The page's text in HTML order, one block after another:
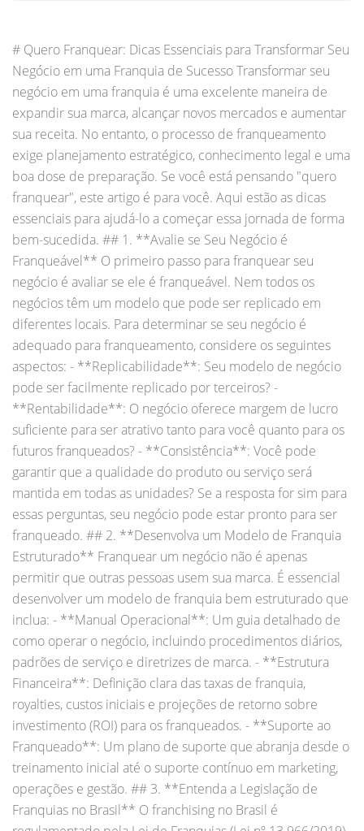
# Quero Franquear: Dicas Essenciais para Transformar Seu
Negócio em uma Franquia de Sucesso Transformar seu
negócio em uma franquia é uma excelente maneira de
expandir sua marca, alcançar novos mercados e aumentar
sua receita. No entanto, o processo de franqueamento
exige planejamento estratégico, conhecimento legal e uma
boa dose de preparação. Se você está pensando "quero
franquear", este artigo é para você. Aqui estão as dicas
essenciais para ajudá-lo a começar essa jornada de forma
bem-sucedida. ## 1. **Avalie se Seu Negócio é
Franqueável** O primeiro passo para franquear seu
negócio é avaliar se ele é franqueável. Nem todos os
negócios têm um modelo que pode ser replicado em
diferentes locais. Para determinar se seu negócio é
adequado para franqueamento, considere os seguintes
aspectos: - **Replicabilidade**: Seu modelo de negócio
pode ser facilmente replicado por terceiros? -
**Rentabilidade**: O negócio oferece margem de lucro
suficiente para ser atrativo tanto para você quanto para os
futuros franqueados? - **Consistência**: Você pode
garantir que a qualidade do produto ou serviço será
mantida em todas as unidades? Se a resposta for sim para
essas perguntas, seu negócio pode estar pronto para ser
franqueado. ## 2. **Desenvolva um Modelo de Franquia
Estruturado** Franquear um negócio não é apenas
permitir que outras pessoas usem sua marca. É essencial
desenvolver um modelo de franquia bem estruturado que
inclua: - **Manual Operacional**: Um guia detalhado de
como operar o negócio, incluindo procedimentos diários,
padrões de serviço e diretrizes de marca. - **Estrutura
Financeira**: Definição clara das taxas de franquia,
royalties, custos iniciais e projeções de retorno sobre
investimento (ROI) para os franqueados. - **Suporte ao
Franqueado**: Um plano de suporte que abranja desde o
treinamento inicial até o suporte contínuo em marketing,
operações e gestão. ## 3. **Entenda a Legislação de
Franquias no Brasil** O franchising no Brasil é